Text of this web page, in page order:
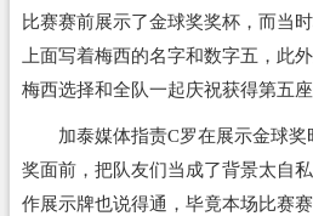
比赛赛前展示了金球奖奖杯，而当
上面写着梅西的名字和数字五，此
梅西选择和全队一起庆祝获得第五座
加泰媒体指责C罗在展示金球奖
奖面前，把队友们当成了背景太自
作展示牌也说得通，毕竟本场比赛